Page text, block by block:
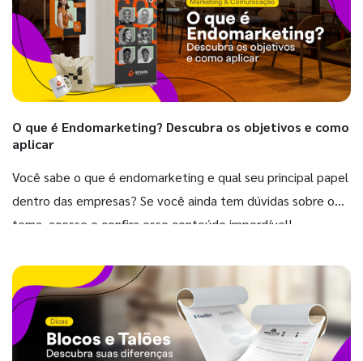
O que é Endomarketing? Descubra os objetivos e como
aplicar
Você sabe o que é endomarketing e qual seu principal papel
dentro das empresas? Se você ainda tem dúvidas sobre o
tema, acesse e confira esse conteúdo imperdível!